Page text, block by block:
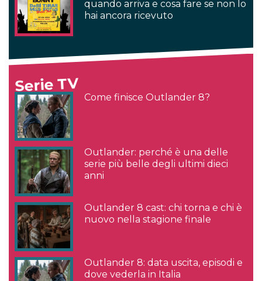
quando arriva e cosa fare se non lo
hai ancora ricevuto
Serie TV
Come finisce Outlander 8?
Outlander: perché è una delle
serie più belle degli ultimi dieci
anni
Outlander 8 cast: chi torna e chi è
nuovo nella stagione finale
Outlander 8: data uscita, episodi e
dove vederla in Italia